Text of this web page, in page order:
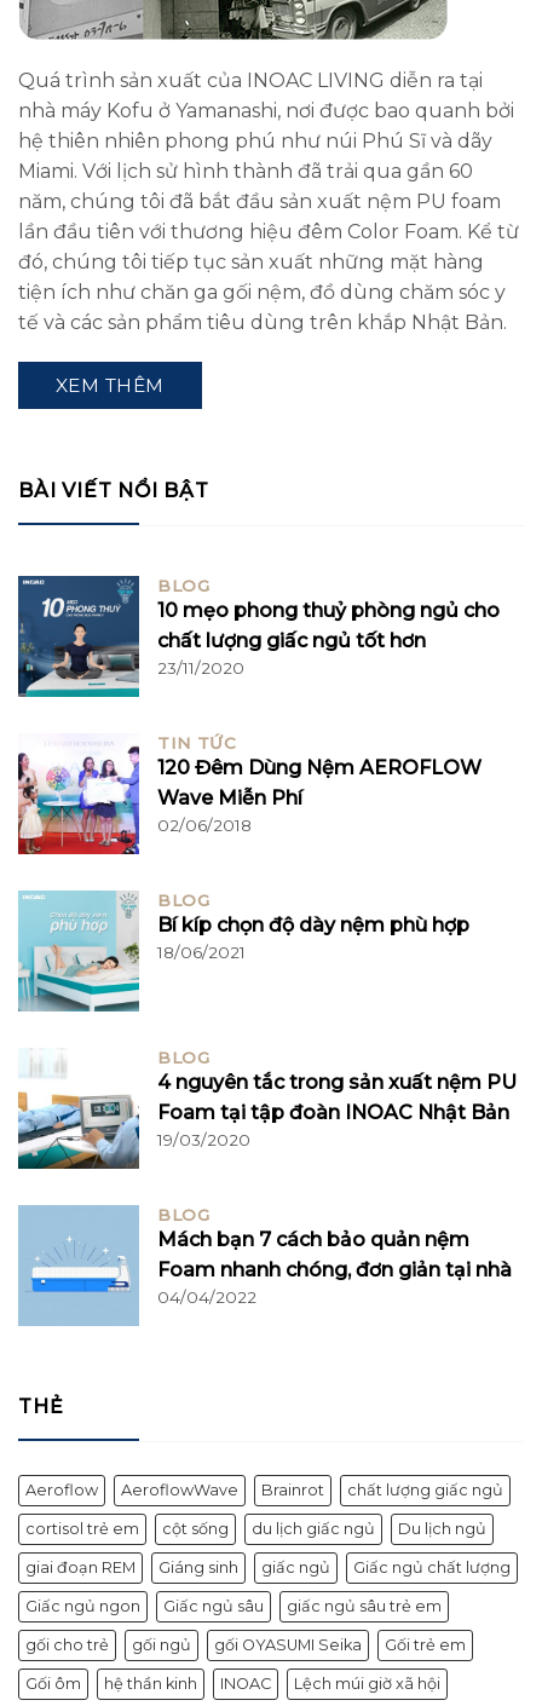
Quá trình sản xuất của INOAC LIVING diễn ra tại
nhà máy Kofu ở Yamanashi, nơi được bao quanh bởi
hệ thiên nhiên phong phú như núi Phú Sĩ và dãy
Miami. Với lịch sử hình thành đã trải qua gần 60
năm, chúng tôi đã bắt đầu sản xuất nệm PU foam
lần đầu tiên với thương hiệu đêm Color Foam. Kể từ
đó, chúng tôi tiếp tục sản xuất những mặt hàng
tiện ích như chăn ga gối nệm, đồ dùng chăm sóc y
tế và các sản phẩm tiêu dùng trên khắp Nhật Bản.
XEM THÊM
BÀI VIẾT NỔI BẬT
BLOG
10 mẹo phong thuỷ phòng ngủ cho
chất lượng giấc ngủ tốt hơn
23/11/2020
TIN TỨC
120 Đêm Dùng Nệm AEROFLOW
Wave Miễn Phí
02/06/2018
BLOG
Bí kíp chọn độ dày nệm phù hợp
18/06/2021
BLOG
4 nguyên tắc trong sản xuất nệm PU
Foam tại tập đoàn INOAC Nhật Bản
19/03/2020
BLOG
Mách bạn 7 cách bảo quản nệm
Foam nhanh chóng, đơn giản tại nhà
04/04/2022
THẺ
Aeroflow AeroflowWave Brainrot chất lượng giấc ngủ
cortisol trẻ em cột sống du lịch giấc ngủ Du lịch ngủ
giai đoạn REM Giáng sinh giấc ngủ Giấc ngủ chất lượng
Giấc ngủ ngon Giấc ngủ sâu giấc ngủ sâu trẻ em
gối cho trẻ gối ngủ gối OYASUMI Seika Gối trẻ em
Gối ôm hệ thần kinh INOAC Lệch múi giờ xã hội